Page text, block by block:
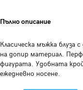
Пълно описание
Класическа мъжка блуза
на допир материал.
фигурата. Удобната
ежедневно носене.